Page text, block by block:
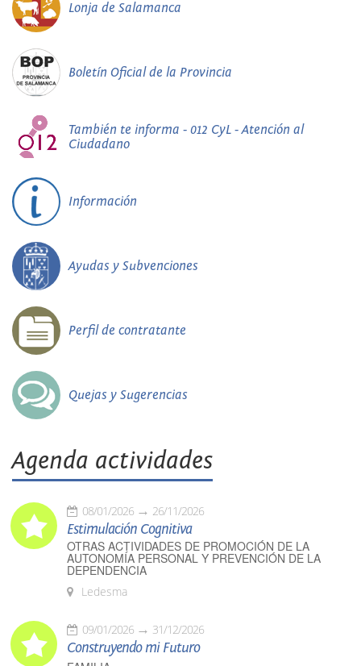
Lonja de Salamanca
Boletín Oficial de la Provincia
También te informa - 012 CyL - Atención al
Ciudadano
Información
Ayudas y Subvenciones
Perfil de contratante
Quejas y Sugerencias
Agenda actividades
08/01/2026 26/11/2026
Estimulación Cognitiva
OTRAS ACTIVIDADES DE PROMOCIÓN DE LA
AUTONOMÍA PERSONAL Y PREVENCIÓN DE LA
DEPENDENCIA
Ledesma
09/01/2026 31/12/2026
Construyendo mi Futuro